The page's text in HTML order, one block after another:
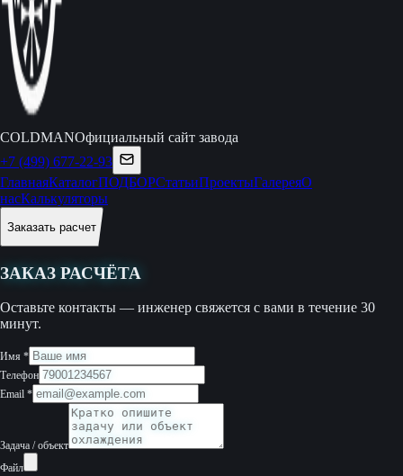
COLDMANОфициальный сайт завода
+7 (499) 677-22-93
ГлавнаяКаталогПОДБОРСтатьиПроектыГалереяО
насКалькуляторы
Заказать расчет
ЗАКАЗ РАСЧЁТА
Оставьте контакты — инженер свяжется с вами в течение 30
минут.
Имя *
Телефон
Email *
Задача / объект
Файл